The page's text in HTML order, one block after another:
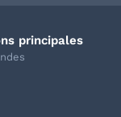
principales